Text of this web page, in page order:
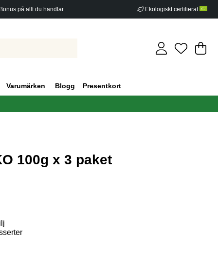
på allt du handlar Ekologiskt certifierat
.
Varumärken Blogg Presentkort
100g x 3 paket